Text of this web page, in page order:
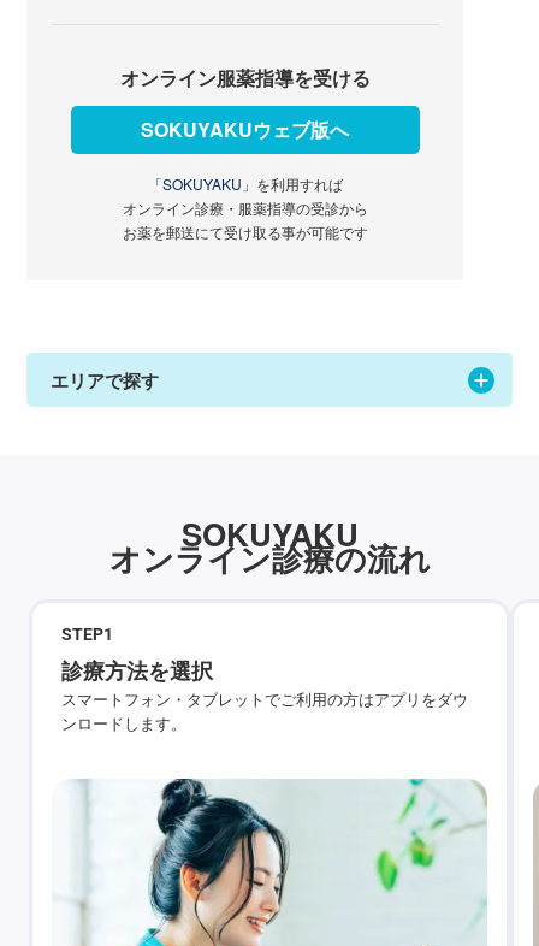
オンライン服薬指導を受ける
SOKUYAKUウェブ版へ
「SOKUYAKU」 を利用すれば
オンライン診療・服薬指導の受診から
お薬を郵送にて受け取る事が可能です
エリアで探す
SOKUYAKU
オンライン診療の流れ
STEP1
診療方法を選択
スマートフォン・タブレットでご利用の方はアプリをダウ
ンロードします。